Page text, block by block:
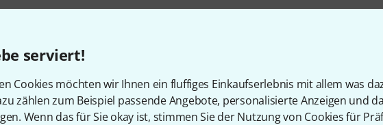
serviert!
Cookies möchten wir Ihnen ein fluffiges Einkaufserlebnis mit allem was
zählen zum Beispiel passende Angebote, personalisierte Anzeigen und
Wenn das für Sie okay ist, stimmen Sie der Nutzung von Cookies für
Beliebte Marken